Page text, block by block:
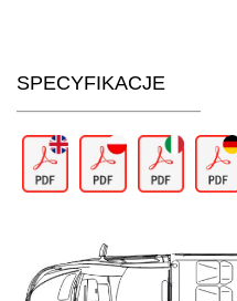
SPECYFIKACJE